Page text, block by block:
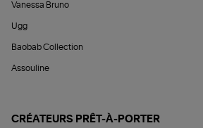
Vanessa Bruno
Ugg
Baobab Collection
Assouline
CRÉATEURS PRÊT-À-PORTER